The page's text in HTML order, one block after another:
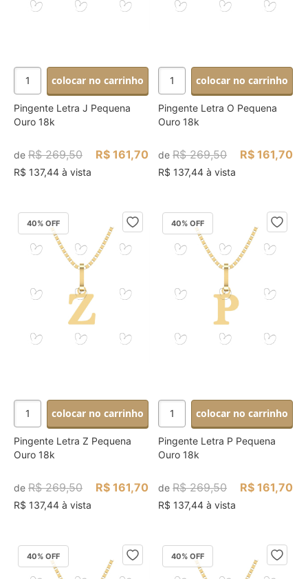
colocar no carrinho
Pingente Letra J Pequena
Ouro 18k
de R$ 269,50 R$ 161,70
R$ 137,44 à vista
colocar no carrinho
Pingente Letra O Pequena
Ouro 18k
deR$ 269,50 R$ 161,70
R$ 137,44 à vista
40% OFF
colocar no carrinho
Pingente Letra Z Pequena
Ouro 18k
de R$ 269,50 R$ 161,70
R$ 137,44 à vista
40% OFF
colocar no carrinho
Pingente Letra P Pequena
Ouro 18k
deR$ 269,50 R$ 161,70
R$ 137,44 à vista
40% OFF 40% OFF